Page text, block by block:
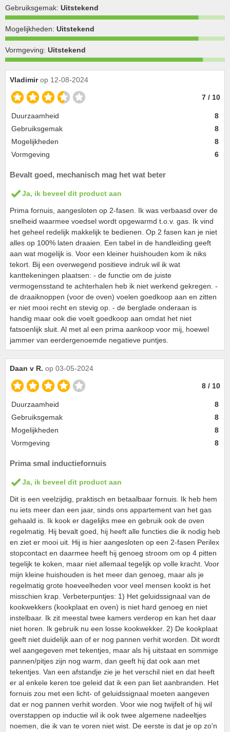
Gebruiksgemak: Uitstekend
Mogelijkheden: Uitstekend
Vormgeving: Uitstekend
Vladimir op 12-08-2024
7 / 10
Duurzaamheid
8
Gebruiksgemak
8
Mogelijkheden
8
Vormgeving
6
Bevalt goed, mechanisch mag het wat beter
Ja, ik beveel dit product aan
Prima fornuis, aangesloten op 2-fasen. Ik was verbaasd over de
snelheid waarmee voedsel wordt opgewarmd t.o.v. gas. Ik vind
het geheel redelijk makkelijk te bedienen. Op 2 fasen kan je niet
alles op 100% laten draaien. Een tabel in de handleiding geeft
aan wat mogelijk is. Voor een kleiner huishouden kom ik niks
tekort. Bij een overwegend positieve indruk wil ik wat
kanttekeningen plaatsen: - de functie om de juiste
vermogensstand te achterhalen heb ik niet werkend gekregen. -
de draaiknoppen (voor de oven) voelen goedkoop aan en zitten
er niet mooi recht en stevig op. - de berglade onderaan is
handig maar ook die voelt goedkoop aan omdat het niet
fatsoenlijk sluit. Al met al een prima aankoop voor mij, hoewel
jammer van eerdergenoemde negatieve puntjes.
Daan v R. op 03-05-2024
8 / 10
Duurzaamheid
8
Gebruiksgemak
8
Mogelijkheden
8
Vormgeving
8
Prima smal inductiefornuis
Ja, ik beveel dit product aan
Dit is een veelzijdig, praktisch en betaalbaar fornuis. Ik heb hem
nu iets meer dan een jaar, sinds ons appartement van het gas
gehaald is. Ik kook er dagelijks mee en gebruik ook de oven
regelmatig. Hij bevalt goed, hij heeft alle functies die ik nodig heb
en ziet er mooi uit. Hij is hier aangesloten op een 2-fasen Perilex
stopcontact en daarmee heeft hij genoeg stroom om op 4 pitten
tegelijk te koken, maar niet allemaal tegelijk op volle kracht. Voor
mijn kleine huishouden is het meer dan genoeg, maar als je
regelmatig grote hoeveelheden voor veel mensen kookt is het
misschien krap. Verbeterpuntjes: 1) Het geluidssignaal van de
kookwekkers (kookplaat en oven) is niet hard genoeg en niet
instelbaar. Ik zit meestal twee kamers verderop en kan het daar
niet horen. Ik gebruik nu een losse kookwekker. 2) De kookplaat
geeft niet duidelijk aan of er nog pannen verhit worden. Dit wordt
wel aangegeven met tekentjes, maar als hij uitstaat en sommige
pannen/pitjes zijn nog warm, dan geeft hij dat ook aan met
tekentjes. Van een afstandje zie je het verschil niet en dat heeft
er al enkele keren toe geleid dat ik een pan liet aanbranden. Het
fornuis zou met een licht- of geluidssignaal moeten aangeven
dat er nog pannen verhit worden. Voor wie nog twijfelt of hij wil
overstappen op inductie wil ik ook twee algemene nadeeltjes
noemen, die ik van te voren niet wist. De eerste is dat je op zo'n